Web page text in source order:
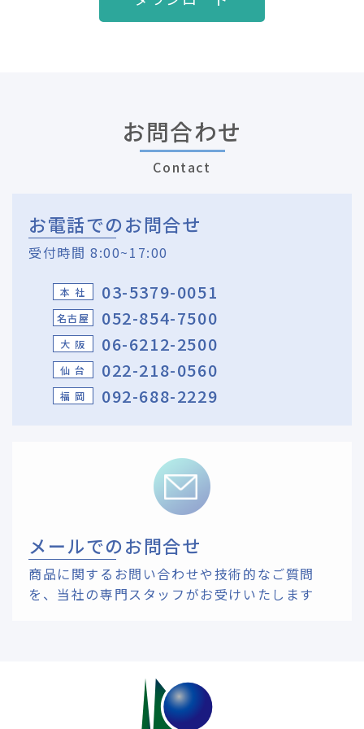
お問合わせ
Contact
お電話でのお問合せ
受付時間 8:00~17:00
本 社 03-5379-0051
名古屋 052-854-7500
大 阪 06-6212-2500
仙 台 022-218-0560
福 岡 092-688-2229
メールでのお問合せ
商品に関するお問い合わせや技術的なご質問
を、 当社の専門スタッフがお受けいたします